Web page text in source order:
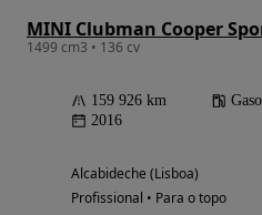
MINI Clubman Cooper
1499 cm3 • 136 cv
159 926 km
2016
Alcabideche (Lisboa)
Profissional • Para o topo